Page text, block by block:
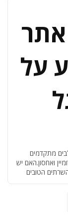
אתר
על
מתקדמים
ואחסון.האם יש
הטובים